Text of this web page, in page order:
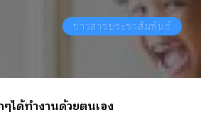
ข่าวสารประชาสัมพันธ์
ๆได้ทำงานด้วยตนเอง